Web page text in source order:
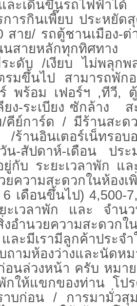
เดินขึ้นรถไฟฟ้าไ
การกินเพี๊ยบ ประหยัด
สาย/ รถตู้ชานเมือง-
สายหลักทุกทิศทาง
ะดับ /เงียบ ไม่พลุก
รมขึ้นไป สามารถพัก
พร้อม เฟอร์ฯ ,ทีวี,
ง-ระเบียง ซักล้าง
ย์การ์ด / มีร้านสะด
ร้านอินเตอร์เน็ทรอ
น-สัปดาห์-เดือน ปร
บ ระยะเวลาพัก แล
ความสะดวกในห้องเ
เดือนขึ้นไป) 4,500-
ะเวลาพัก และ จำ
สิ่งอำนวยความสะ
ละมีเรามีลูกค้าประจ
บถามห้องว่างและนั
อนล่วงหน้า ครับ หม
ให้แขกของท่าน โปร
าบก่อน / การมามั่วสุม